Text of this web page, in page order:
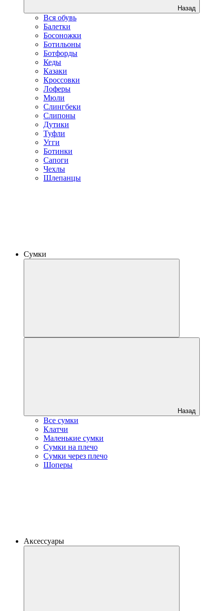
Назад
Вся обувь
Балетки
Босоножки
Ботильоны
Ботфорды
Кеды
Казаки
Кроссовки
Лоферы
Мюли
Слингбеки
Слипоны
Дутики
Туфли
Угги
Ботинки
Сапоги
Чехлы
Шлепанцы
Сумки
Назад
Все сумки
Клатчи
Маленькие сумки
Сумки на плечо
Сумки через плечо
Шоперы
Аксессуары